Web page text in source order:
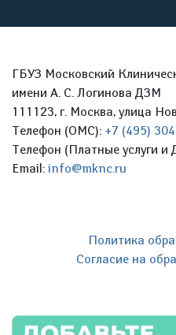
ГБУЗ Московский
имени А. С. Логинова ДЗМ
111123, г. Москва, улица
Телефон (ОМС): +7 (495)
Телефон (Платные услуги и
Email: info@mknc.ru
Политика
Согласие на